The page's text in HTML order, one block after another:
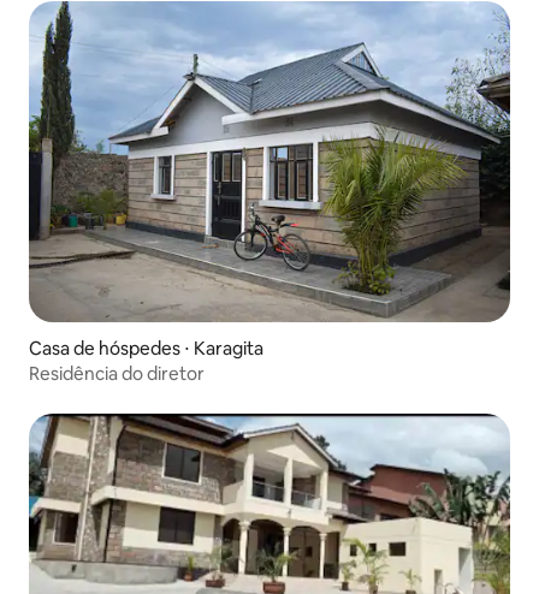
Casa de hóspedes ⋅ Karagita
Residência do diretor